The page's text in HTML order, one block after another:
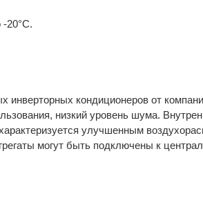
-20°С.
инверторных кондиционеров от
низкий уровень шума.
улучшенным
могут быть подключены к